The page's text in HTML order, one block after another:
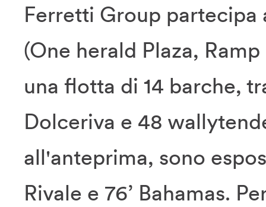
Ferretti Group partecipa
(One herald Plaza,
una flotta di 14 barche,
Dolceriva e 48
all'anteprima, sono
Rivale e 76’ Bahamas.